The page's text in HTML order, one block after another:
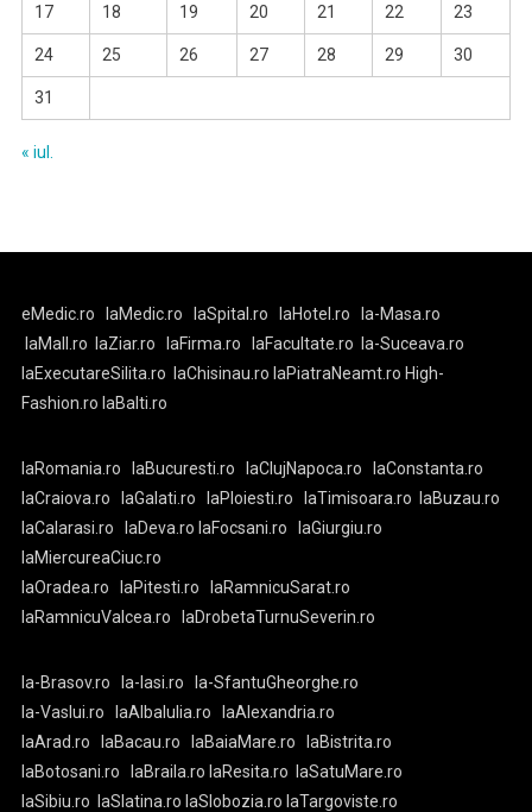
17 18 19 20 21 22 23
24 25 26 27 28 29 30
31
« iul.
eMedic.ro laMedic.ro laSpital.ro laHotel.ro
la-Masa.ro
laMall.ro
laZiar.ro laFirma.ro laFacultate.ro
la-Suceava.ro
laExecutareSilita.ro
laChisinau.ro laPiatraNeamt.ro High-
Fashion.ro laBalti.ro
laRomania.ro laBucuresti.ro laClujNapoca.ro
laConstanta.ro
laCraiova.ro
laGalati.ro laPloiesti.ro laTimisoara.ro
laBuzau.ro
laCalarasi.ro
laDeva.ro laFocsani.ro
laGiurgiu.ro
laMiercureaCiuc.ro
laOradea.ro
laPitesti.ro
laRamnicuSarat.ro
laRamnicuValcea.ro
laDrobetaTurnuSeverin.ro
la-Brasov.ro la-Iasi.ro
la-SfantuGheorghe.ro
la-Vaslui.ro
laAlbaIulia.ro
laAlexandria.ro
laArad.ro
laBacau.ro laBaiaMare.ro
laBistrita.ro
laBotosani.ro
laBraila.ro laResita.ro
laSatuMare.ro
laSibiu.ro
laSlatina.ro laSlobozia.ro laTargoviste.ro